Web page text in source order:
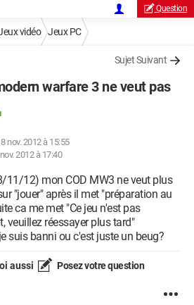
Question
vidéo Jeux PC
Sujet Suivant
warfare 3 ne veut pas
nov. 2012 à 15:55
2012 à 17:40
11/12) mon COD MW3 ne veut plus
"jouer" après il met "préparation au
ca me met "Ce jeu n'est pas
veuillez réessayer plus tard"
suis banni ou c'est juste un beug?
aussi Posez votre question